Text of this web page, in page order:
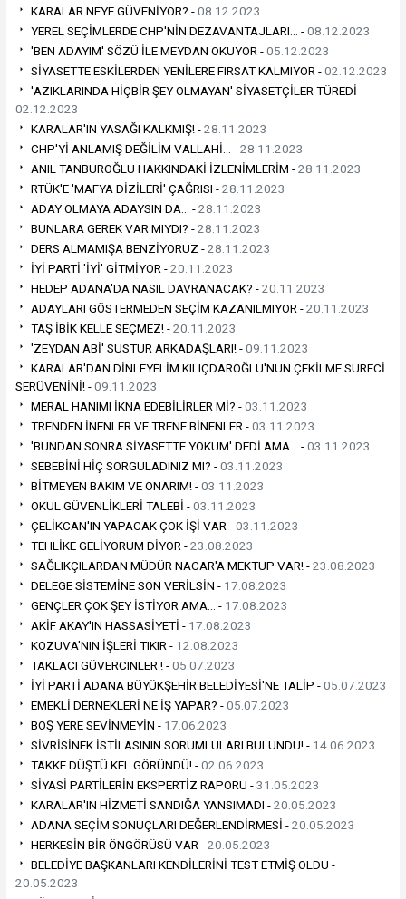
KARALAR NEYE GÜVENİYOR? -08.12.2023
YEREL SEÇİMLERDE CHP'NİN DEZAVANTAJLARI… -08.12.2023
'BEN ADAYIM' SÖZÜ İLE MEYDAN OKUYOR -05.12.2023
SİYASETTE ESKİLERDEN YENİLERE FIRSAT KALMIYOR -02.12.2023
'AZIKLARINDA HİÇBİR ŞEY OLMAYAN' SİYASETÇİLER TÜREDİ -
02.12.2023
KARALAR'IN YASAĞI KALKMIŞ! -28.11.2023
CHP'Yİ ANLAMIŞ DEĞİLİM VALLAHİ… -28.11.2023
ANIL TANBUROĞLU HAKKINDAKİ İZLENİMLERİM -28.11.2023
RTÜK'E 'MAFYA DİZİLERİ' ÇAĞRISI -28.11.2023
ADAY OLMAYA ADAYSIN DA… -28.11.2023
BUNLARA GEREK VAR MIYDI? -28.11.2023
DERS ALMAMIŞA BENZİYORUZ -28.11.2023
İYİ PARTİ 'İYİ' GİTMİYOR -20.11.2023
HEDEP ADANA'DA NASIL DAVRANACAK? -20.11.2023
ADAYLARI GÖSTERMEDEN SEÇİM KAZANILMIYOR -20.11.2023
TAŞ İBİK KELLE SEÇMEZ! -20.11.2023
'ZEYDAN ABİ' SUSTUR ARKADAŞLARI! -09.11.2023
KARALAR'DAN DİNLEYELİM KILIÇDAROĞLU'NUN ÇEKİLME SÜRECİ
SERÜVENİNİ! -09.11.2023
MERAL HANIMI İKNA EDEBİLİRLER Mİ? -03.11.2023
TRENDEN İNENLER VE TRENE BİNENLER -03.11.2023
'BUNDAN SONRA SİYASETTE YOKUM' DEDİ AMA… -03.11.2023
SEBEBİNİ HİÇ SORGULADINIZ MI? -03.11.2023
BİTMEYEN BAKIM VE ONARIM! -03.11.2023
OKUL GÜVENLİKLERİ TALEBİ -03.11.2023
ÇELİKCAN'IN YAPACAK ÇOK İŞİ VAR -03.11.2023
TEHLİKE GELİYORUM DİYOR -23.08.2023
SAĞLIKÇILARDAN MÜDÜR NACAR'A MEKTUP VAR! -23.08.2023
DELEGE SİSTEMİNE SON VERİLSİN - 17.08.2023
GENÇLER ÇOK ŞEY İSTİYOR AMA… - 17.08.2023
AKİF AKAY'IN HASSASİYETİ - 17.08.2023
KOZUVA'NIN İŞLERİ TIKIR - 12.08.2023
TAKLACI GÜVERCINLER ! -05.07.2023
İYİ PARTİ ADANA BÜYÜKŞEHİR BELEDİYESİ'NE TALİP -05.07.2023
EMEKLİ DERNEKLERİ NE İŞ YAPAR? -05.07.2023
BOŞ YERE SEVİNMEYİN - 17.06.2023
SİVRİSİNEK İSTİLASININ SORUMLULARI BULUNDU! - 14.06.2023
TAKKE DÜŞTÜ KEL GÖRÜNDÜ! -02.06.2023
SİYASİ PARTİLERİN EKSPERTİZ RAPORU -31.05.2023
KARALAR'IN HİZMETİ SANDIĞA YANSIMADI -20.05.2023
ADANA SEÇİM SONUÇLARI DEĞERLENDİRMESİ -20.05.2023
HERKESİN BİR ÖNGÖRÜSÜ VAR -20.05.2023
BELEDİYE BAŞKANLARI KENDİLERİNİ TEST ETMİŞ OLDU -
20.05.2023